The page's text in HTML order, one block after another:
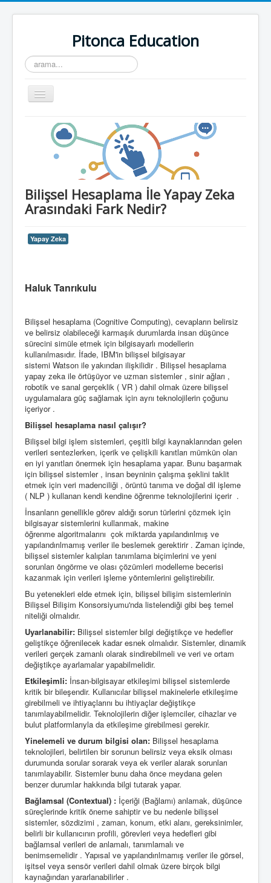
Pitonca Education
arama...
Toggle
Navigation
Blog Ana Sayfa
pitonca.com
Bilişsel Hesaplama İle Yapay Zeka
Arasındaki Fark Nedir?
Yapay Zeka
Haluk Tanrıkulu
Bilişsel hesaplama (Cognitive Computing), cevapların belirsiz
ve belirsiz olabileceği karmaşık durumlarda insan düşünce
sürecini simüle etmek için bilgisayarlı modellerin
kullanılmasıdır. İfade, IBM'in bilişsel bilgisayar
sistemi Watson ile yakından ilişkilidir . Bilişsel hesaplama
yapay zeka ile örtüşüyor ve uzman sistemler , sinir ağları ,
robotik ve sanal gerçeklik ( VR ) dahil olmak üzere bilişsel
uygulamalara güç sağlamak için aynı teknolojilerin çoğunu
içeriyor .
Bilişsel hesaplama nasıl çalışır?
Bilişsel bilgi işlem sistemleri, çeşitli bilgi kaynaklarından gelen
verileri sentezlerken, içerik ve çelişkili kanıtları mümkün olan
en iyi yanıtları önermek için hesaplama yapar. Bunu başarmak
için bilişsel sistemler , insan beyninin çalışma şeklini taklit
etmek için veri madenciliği , örüntü tanıma ve doğal dil işleme
( NLP ) kullanan kendi kendine öğrenme teknolojilerini içerir .
İnsanların genellikle görev aldığı sorun türlerini çözmek için
bilgisayar sistemlerini kullanmak, makine
öğrenme algoritmalarını çok miktarda yapılandırılmış ve
yapılandırılmamış veriler ile beslemek gerektirir . Zaman içinde,
bilişsel sistemler kalıpları tanımlama biçimlerini ve yeni
sorunları öngörme ve olası çözümleri modelleme becerisi
kazanmak için verileri işleme yöntemlerini geliştirebilir.
Bu yetenekleri elde etmek için, bilişsel bilişim sistemlerinin
Bilişsel Bilişim Konsorsiyumu'nda listelendiği gibi beş temel
niteliği olmalıdır.
Uyarlanabilir: Bilişsel sistemler bilgi değiştikçe ve hedefler
geliştikçe öğrenilecek kadar esnek olmalıdır. Sistemler, dinamik
verileri gerçek zamanlı olarak sindirebilmeli ve veri ve ortam
değiştikçe ayarlamalar yapabilmelidir.
Etkileşimli: İnsan-bilgisayar etkileşimi bilişsel sistemlerde
kritik bir bileşendir. Kullanıcılar bilişsel makinelerle etkileşime
girebilmeli ve ihtiyaçlarını bu ihtiyaçlar değiştikçe
tanımlayabilmelidir. Teknolojilerin diğer işlemciler, cihazlar ve
bulut platformlarıyla da etkileşime girebilmesi gerekir.
Yinelemeli ve durum bilgisi olan: Bilişsel hesaplama
teknolojileri, belirtilen bir sorunun belirsiz veya eksik olması
durumunda sorular sorarak veya ek veriler alarak sorunları
tanımlayabilir. Sistemler bunu daha önce meydana gelen
benzer durumlar hakkında bilgi tutarak yapar.
Bağlamsal (Contextual) : İçeriği (Bağlamı) anlamak, düşünce
süreçlerinde kritik öneme sahiptir ve bu nedenle bilişsel
sistemler, sözdizimi , zaman, konum, etki alanı, gereksinimler,
belirli bir kullanıcının profili, görevleri veya hedefleri gibi
bağlamsal verileri de anlamalı, tanımlamalı ve
benimsemelidir . Yapısal ve yapılandırılmamış veriler ile görsel,
işitsel veya sensör verileri dahil olmak üzere birçok bilgi
kaynağından yararlanabilirler .